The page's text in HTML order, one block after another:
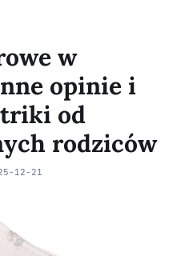
w
opinie i
triki od
rodziców
12-21